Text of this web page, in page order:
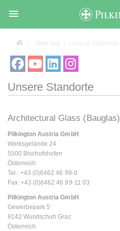

Über uns
Unsere Standorte
Architectural Glass (Bauglas)
Pilkington Austria GmbH
Werksgelände 24
5500 Bischofshofen
Österreich
Tel.: +43 (0)6462 46 99-0
Fax: +43 (0)6462 46 99-11 03
Pilkington Austria GmbH
Gewerbepark 5
8142 Wundschuh Graz
Österreich